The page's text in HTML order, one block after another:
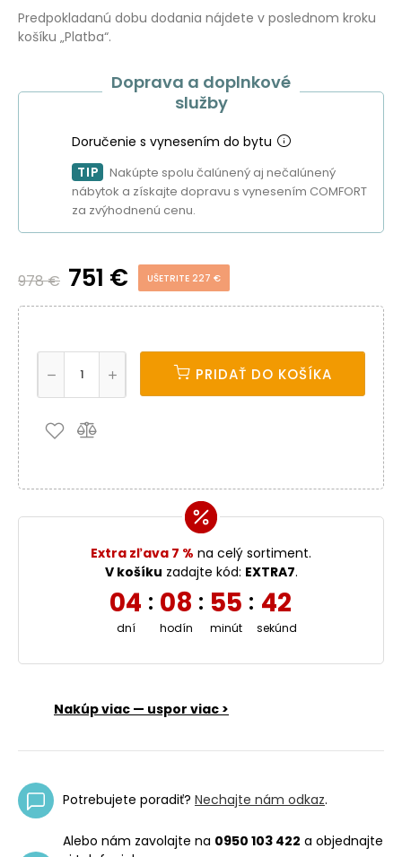
Predpokladanú dobu dodania nájdete v poslednom kroku
košíku „Platba“.
Doprava a doplnkové
služby
Doručenie s vynesením do bytu
TIP
Nakúpte spolu čalúnený aj nečalúnený
nábytok a získajte dopravu s vynesením COMFORT
za zvýhodnenú cenu.
978 € 751 € UŠETRITE 227 €
PRIDAŤ DO KOŠÍKA
Extra zľava 7 % na celý sortiment.
V košíku zadajte kód: EXTRA7.
04
dní
: 08
hodín
: 55
minút
: 42
sekúnd
Nakúp viac — uspor viac >
Potrebujete poradiť? Nechajte nám odkaz.
Alebo nám zavolajte na 0950 103 422 a objednajte